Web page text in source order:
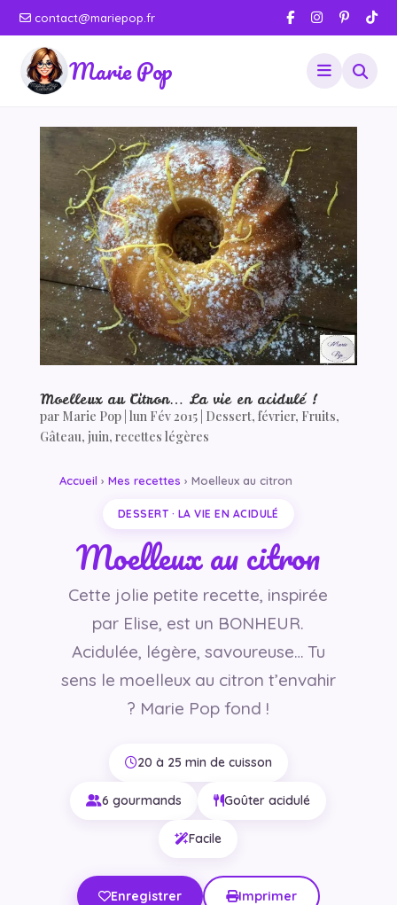
contact@mariepop.fr
Marie Pop
Moelleux au Citron… La vie en acidulé !
par Marie Pop| lun Fév 2015| Dessert, février, Fruits,
Gâteau, juin, recettes légères
Accueil › Mes recettes › Moelleux au citron
DESSERT · LA VIE EN ACIDULÉ
Moelleux au citron
Cette jolie petite recette, inspirée
par Elise, est un BONHEUR.
Acidulée, légère, savoureuse… Tu
sens le moelleux au citron t’envahir
? Marie Pop fond !
20 à 25 min de cuisson
6 gourmands Goûter acidulé
Facile
Enregistrer Imprimer